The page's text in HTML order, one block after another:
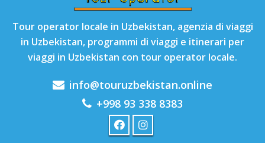
Tour operator locale in Uzbekistan, agenzia di viaggi
in Uzbekistan, programmi di viaggi e itinerari per
viaggi in Uzbekistan con tour operator locale.
info@touruzbekistan.online
+998 93 338 8383